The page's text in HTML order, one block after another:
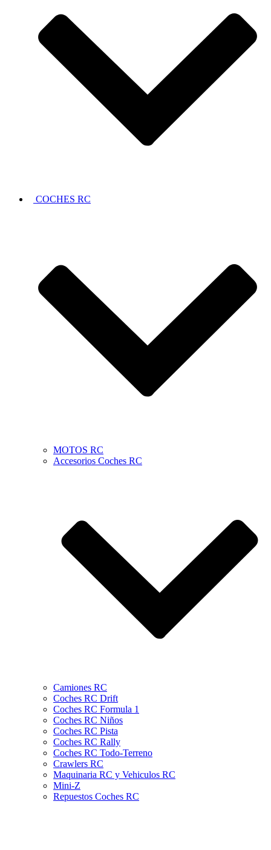
COCHES RC
MOTOS RC
Accesorios Coches RC
Camiones RC
Coches RC Drift
Coches RC Formula 1
Coches RC Niños
Coches RC Pista
Coches RC Rally
Coches RC Todo-Terreno
Crawlers RC
Maquinaria RC y Vehiculos RC
Mini-Z
Repuestos Coches RC